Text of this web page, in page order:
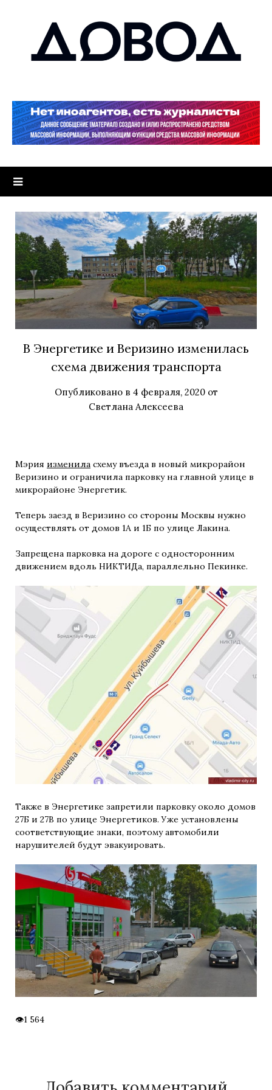
В Энергетике и Веризино изменилась
схема движения транспорта
Опубликовано в 4 февраля, 2020от
Светлана Алексеева
Мэрия изменила схему въезда в новый микрорайон
Веризино и ограничила парковку на главной улице в
микрорайоне Энергетик.
Теперь заезд в Веризино со стороны Москвы нужно
осуществлять от домов 1А и 1Б по улице Лакина.
Запрещена парковка на дороге с односторонним
движением вдоль НИКТИДа, параллельно Пекинке.
Также в Энергетике запретили парковку около домов
27Б и 27В по улице Энергетиков. Уже установлены
соответствующие знаки, поэтому автомобили
нарушителей будут эвакуировать.
1 564